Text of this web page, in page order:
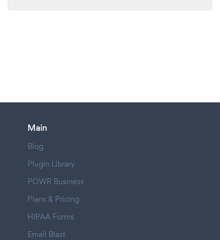
Main
Blog
Plugin Library
POWR Business
Plans & Pricing
HIPAA Forms
Email Blast